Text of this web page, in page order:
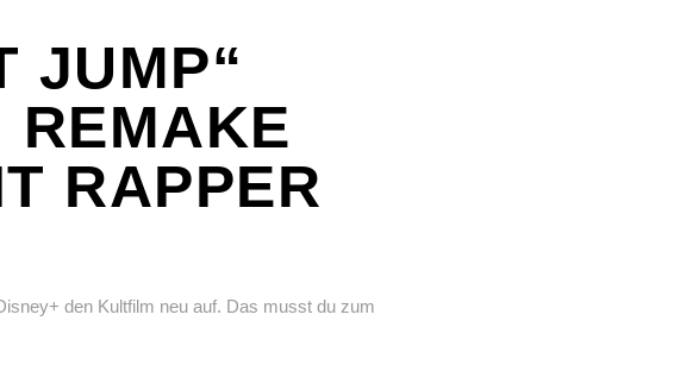
JUMP“
REMAKE
RAPPER
den Kultfilm neu auf. Das musst du zum